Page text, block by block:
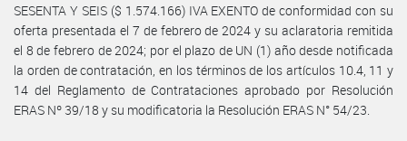
SESENTA Y SEIS ($ 1.574.166) IVA EXENTO de conformidad con su
oferta presentada el 7 de febrero de 2024 y su aclaratoria remitida
el 8 de febrero de 2024; por el plazo de UN (1) año desde notificada
la orden de contratación, en los términos de los artículos 10.4, 11 y
14 del Reglamento de Contrataciones aprobado por Resolución
ERAS Nº 39/18 y su modificatoria la Resolución ERAS N° 54/23.